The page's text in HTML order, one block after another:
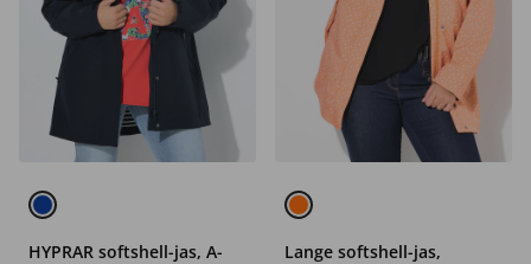
HYPRAR softshell-jas, A-
Lange softshell-jas,